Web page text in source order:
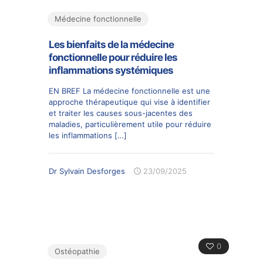
Médecine fonctionnelle
Les bienfaits de la médecine
fonctionnelle pour réduire les
inflammations systémiques
EN BREF La médecine fonctionnelle est une
approche thérapeutique qui vise à identifier
et traiter les causes sous-jacentes des
maladies, particulièrement utile pour réduire
les inflammations […]
Dr Sylvain Desforges 23/09/2025
0
Ostéopathie